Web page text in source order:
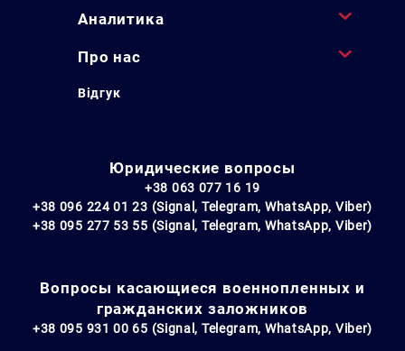
Аналитика
Про нас
Відгук
Юридические вопросы
+38 063 077 16 19
+38 096 224 01 23 (Signal, Telegram, WhatsApp, Viber)
+38 095 277 53 55 (Signal, Telegram, WhatsApp, Viber)
Вопросы касающиеся военнопленных и
гражданских заложников
+38 095 931 00 65 (Signal, Telegram, WhatsApp, Viber)